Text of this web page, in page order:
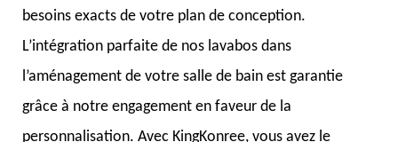
besoins exacts de votre plan de conception.
L’intégration parfaite de nos lavabos dans
l’aménagement de votre salle de bain est garantie
grâce à notre engagement en faveur de la
personnalisation. Avec KingKonree, vous avez le